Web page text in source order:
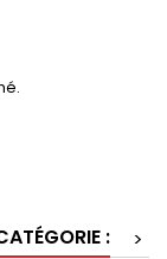
:
>